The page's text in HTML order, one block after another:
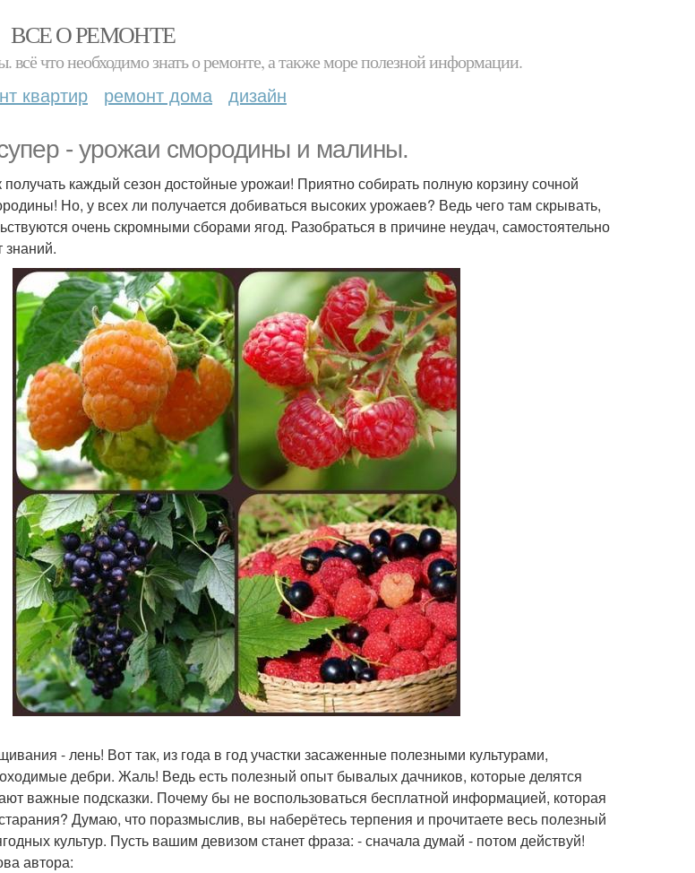
ВСЕ О РЕМОНТЕ
всё что необходимо знать о ремонте, а также море полезной информации.
квартир ремонт дома дизайн
- урожаи смородины и малины.
получать каждый сезон достойные урожаи! Приятно собирать полную корзину сочной
Но, у всех ли получается добиваться высоких урожаев? Ведь чего там скрывать,
очень скромными сборами ягод. Разобраться в причине неудач, самостоятельно
знаний.
- лень! Вот так, из года в год участки засаженные полезными культурами,
дебри. Жаль! Ведь есть полезный опыт бывалых дачников, которые делятся
важные подсказки. Почему бы не воспользоваться бесплатной информацией, которая
Думаю, что поразмыслив, вы наберётесь терпения и прочитаете весь полезный
культур. Пусть вашим девизом станет фраза: - сначала думай - потом действуй!
автора: